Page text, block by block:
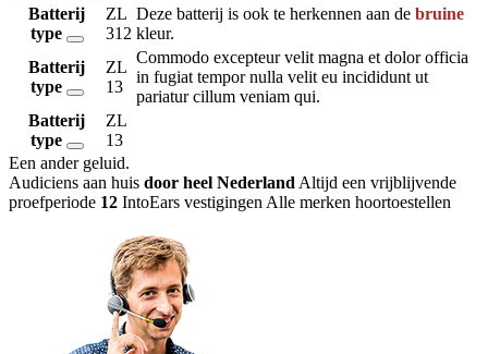
Batterij
type
ZL
312
Deze batterij is ook te herkennen aan de bruine
kleur.
Batterij
type
ZL
13
Commodo excepteur velit magna et dolor officia
in fugiat tempor nulla velit eu incididunt ut
pariatur cillum veniam qui.
Batterij
type
ZL
13
Een ander geluid.
Audiciens aan huis door heel Nederland Altijd een vrijblijvende
proefperiode 12 IntoEars vestigingen Alle merken hoortoestellen